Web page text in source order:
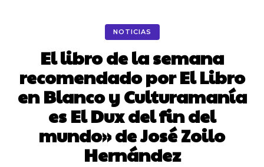
NOTICIAS
El libro de la semana
recomendado por El Libro
en Blanco y Culturamanía
es El Dux del fin del
mundo» de José Zoilo
Hernández